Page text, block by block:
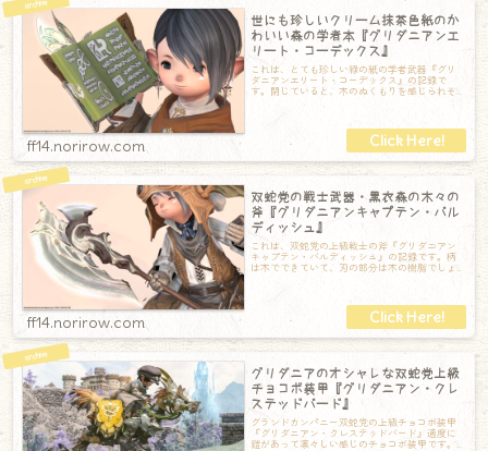
世にも珍しいクリーム抹茶色紙のか
わいい森の学者本『グリダニアンエ
リート・コーデックス』
これは、とても珍しい緑の紙の学者武器『グリ
ダニアンエリート・コーデックス』の記録で
す。閉じていると、木のぬくもりを感じられそ
ff14.norirow.com
双蛇党の戦士武器・黒衣森の木々の
斧『グリダニアンキャプテン・バル
ディッシュ』
これは、双蛇党の上級戦士の斧『グリダニアン
キャプテン・バルディッシュ』の記録です。柄
は木でできていて、刃の部分は木の樹脂でしょ
ff14.norirow.com
グリダニアのオシャレな双蛇党上級
チョコボ装甲『グリダニアン・クレ
ステッドバード』
グランドカンパニー双蛇党の上級チョコボ装甲
『グリダニアン・クレステッドバード』適度に
鎧があって凛々しい感じのチョコボ装甲です。